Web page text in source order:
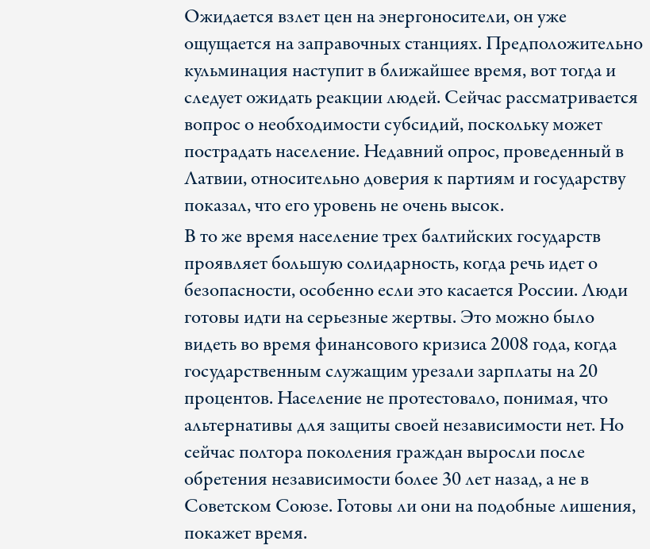
Ожидается взлет цен на энергоносители, он уже
ощущается на заправочных станциях. Предположительно
кульминация наступит в ближайшее время, вот тогда и
следует ожидать реакции людей. Сейчас рассматривается
вопрос о необходимости субсидий, поскольку может
пострадать население. Недавний опрос, проведенный в
Латвии, относительно доверия к партиям и государству
показал, что его уровень не очень высок.
В то же время население трех балтийских государств
проявляет большую солидарность, когда речь идет о
безопасности, особенно если это касается России. Люди
готовы идти на серьезные жертвы. Это можно было
видеть во время финансового кризиса 2008 года, когда
государственным служащим урезали зарплаты на 20
процентов. Население не протестовало, понимая, что
альтернативы для защиты своей независимости нет. Но
сейчас полтора поколения граждан выросли после
обретения независимости более 30 лет назад, а не в
Советском Союзе. Готовы ли они на подобные лишения,
покажет время.